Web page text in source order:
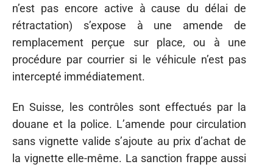
n’est pas encore active à cause du délai de
rétractation) s’expose à une amende de
remplacement perçue sur place, ou à une
procédure par courrier si le véhicule n’est pas
intercepté immédiatement.
En Suisse, les contrôles sont effectués par la
douane et la police. L’amende pour circulation
sans vignette valide s’ajoute au prix d’achat de
la vignette elle-même. La sanction frappe aussi